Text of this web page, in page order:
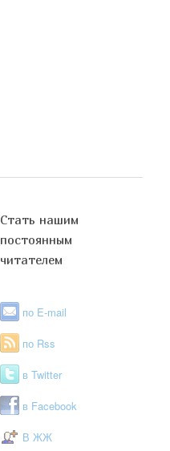
Стать нашим
постоянным
читателем
по E-mail
по Rss
в Twitter
в Facebook
В ЖЖ